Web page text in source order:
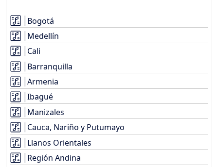
Bogotá
Medellín
Cali
Barranquilla
Armenia
Ibagué
Manizales
Cauca, Nariño y Putumayo
Llanos Orientales
Región Andina